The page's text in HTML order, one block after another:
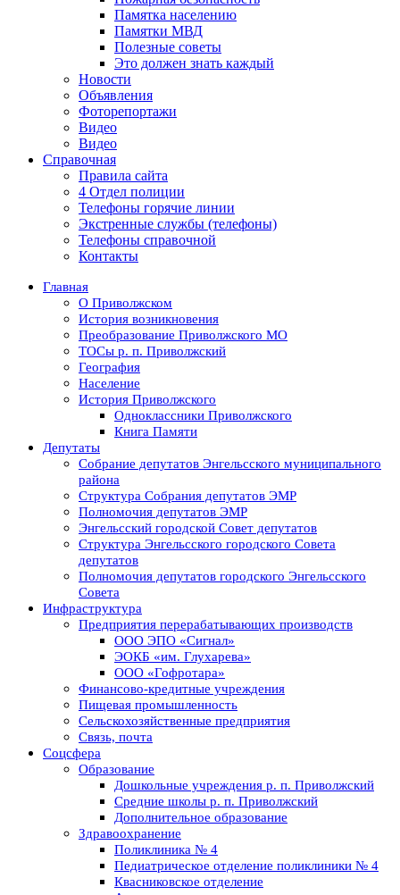
Памятка населению
Памятки МВД
Полезные советы
Это должен знать каждый
Новости
Объявления
Фоторепортажи
Видео
Видео
Справочная
Правила сайта
4 Отдел полиции
Телефоны горячие линии
Экстренные службы (телефоны)
Телефоны справочной
Контакты
Главная
О Приволжском
История возникновения
Преобразование Приволжского МО
ТОСы р. п. Приволжский
География
Население
История Приволжского
Одноклассники Приволжского
Книга Памяти
Депутаты
Собрание депутатов Энгельсского муниципального
района
Структура Собрания депутатов ЭМР
Полномочия депутатов ЭМР
Энгельсский городской Совет депутатов
Структура Энгельсского городского Совета
депутатов
Полномочия депутатов городского Энгельсского
Совета
Инфраструктура
Предприятия перерабатывающих производств
ООО ЭПО «Сигнал»
ЭОКБ «им. Глухарева»
ООО «Гофротара»
Финансово-кредитные учреждения
Пищевая промышленность
Сельскохозяйственные предприятия
Связь, почта
Соцсфера
Образование
Дошкольные учреждения р. п. Приволжский
Средние школы р. п. Приволжский
Дополнительное образование
Здравоохранение
Поликлиника № 4
Педиатрическое отделение поликлиники № 4
Квасниковское отделение